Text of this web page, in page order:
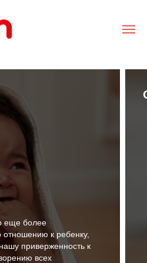
История
История создания
О компании
История
История создания
О компании
еще более
к ребенку,
приверженность к
всех